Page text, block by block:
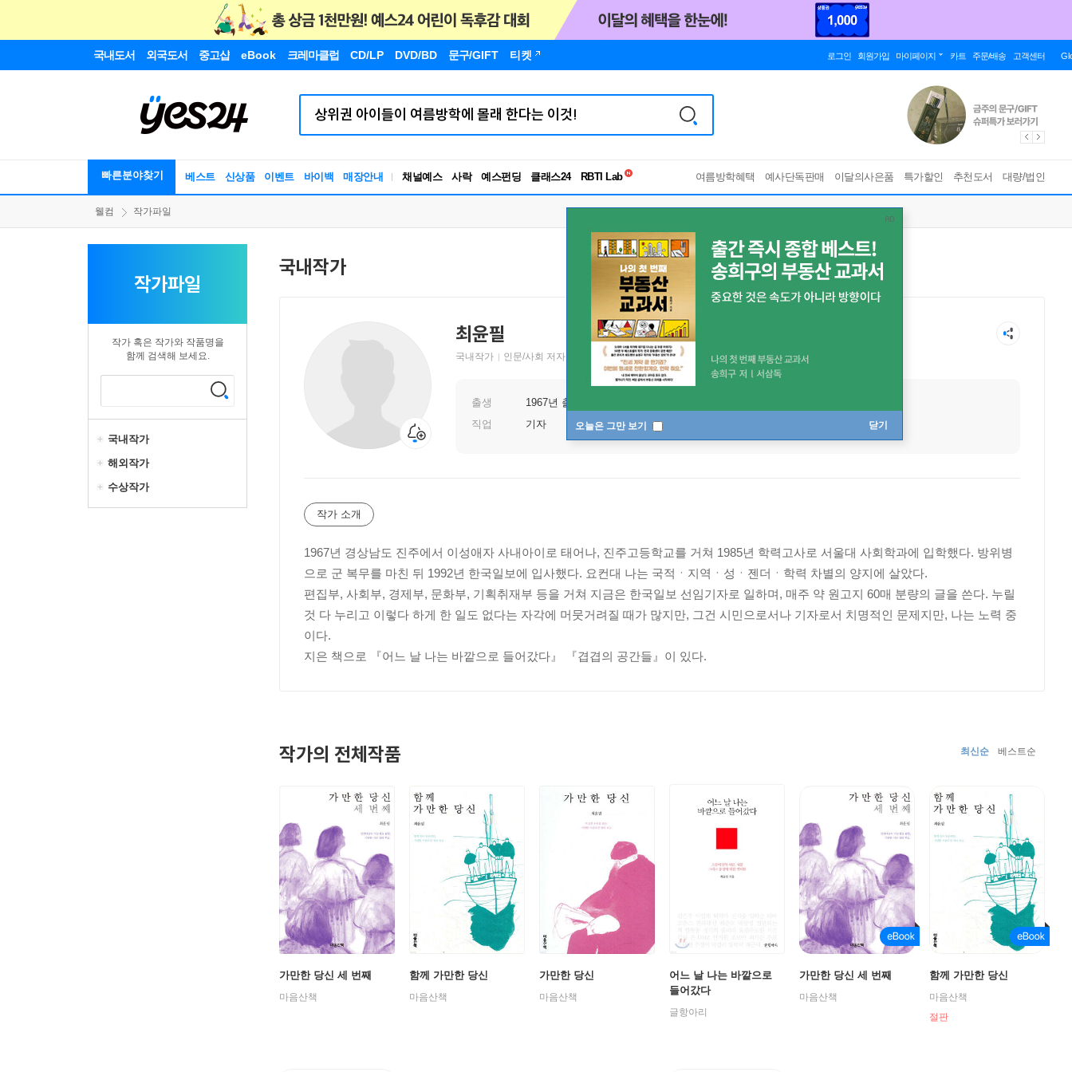
국내도서 외국도서 중고샵 eBook 크레마클럽 CD/LP DVD/BD 문구/GIFT 티켓 로그인 회원가입 마이페이지 카트 주문/배송 고객센터
빠른분야찾기 베스트 신상품 이벤트 바이백 매장안내 채널예스 사락 예스펀딩 클래스24
RBTI Lab
독서유형검사
여름방학혜택 예사단독판매 이달의사은품 특가할인 추천도서 대량/법인
오늘은 그만 보기 닫기
웰컴 작가파일
작가파일
작가 혹은 작가와 작품명을
함께 검색해 보세요.
국내작가
해외작가
수상작가
국내작가
최윤필
국내작가 인문/사회 저자
출생 1967년 출생
직업
기자
작가 소개
1967년 경상남도 진주에서 이성애자 사내아이로 태어나, 진주고등학교를 거쳐 1985년 학력고사로 서울대 사회학과에 입학했다. 방위병
으로 군 복무를 마친 뒤 1992년 한국일보에 입사했다. 요컨대 나는 국적ㆍ지역ㆍ성ㆍ젠더ㆍ학력 차별의 양지에 살았다.
편집부, 사회부, 경제부, 문화부, 기획취재부 등을 거쳐 지금은 한국일보 선임기자로 일하며, 매주 약 원고지 60매 분량의 글을 쓴다. 누릴
것 다 누리고 이렇다 하게 한 일도 없다는 자각에 머뭇거려질 때가 많지만, 그건 시민으로서나 기자로서 치명적인 문제지만, 나는 노력 중
이다.
지은 책으로 『어느 날 나는 바깥으로 들어갔다』 『겹겹의 공간들』이 있다.
작가의 전체작품 최신순 베스트순
가만한 당신 세 번째
마음산책
함께 가만한 당신
마음산책
가만한 당신
마음산책
어느 날 나는 바깥으로
들어갔다
글항아리
가만한 당신 세 번째
마음산책
함께 가만한 당신
마음산책
절판